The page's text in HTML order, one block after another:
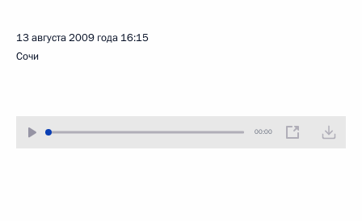
13 августа 2009 года 16:15
Сочи
00:00